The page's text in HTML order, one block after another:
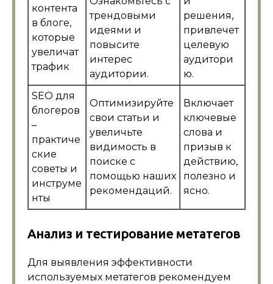
контента
в блоге,
которые
увеличат
трафик
трендовыми
идеями и
повысите
интерес
аудитории.
решения,
привлечет
целевую
аудитори
ю.
SEO для
блогеров
–
практиче
ские
советы и
инструме
нты
Оптимизируйте
свои статьи и
увеличьте
видимость в
поиске с
помощью наших
рекомендаций.
Включает
ключевые
слова и
призыв к
действию,
полезно и
ясно.
Анализ и тестирование метатегов
Для выявления эффективности
используемых метатегов рекомендуем